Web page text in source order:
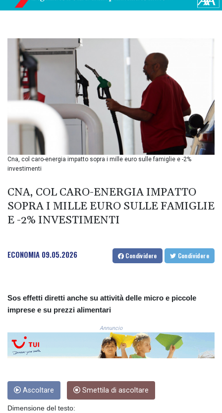
BIF 3449.11485
BMD 1.154295
BRL 5.910221
BSD 1.15401
BTN 109.825872
BWP 15.607777
BYN 3.416732
BYR
22624.173581
BZD 2.320918
CAD 1.615637
CDF
2609.859744
CLP
CNY 7.791054
CNH 7.789111
CRC 524.929317
CUC 1.154295
CZK 24.205269
DJF 205.50301
DOP 67.244732
DZD 153.502688
EGP 57.471515
Cna, col caro-energia impatto sopra i mille euro sulle famiglie e -2%
investimenti
CNA, COL CARO-ENERGIA IMPATTO
SOPRA I MILLE EURO SULLE FAMIGLIE
E -2% INVESTIMENTI
ECONOMIA 09.05.2026 Condividere Condividere
Sos effetti diretti anche su attività delle micro e piccole
imprese e su prezzi alimentari
Annuncio
Ascoltare Smettila di ascoltare
Dimensione del testo: